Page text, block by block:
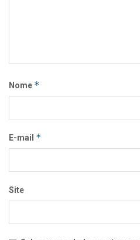
Nome *
E-mail *
Site